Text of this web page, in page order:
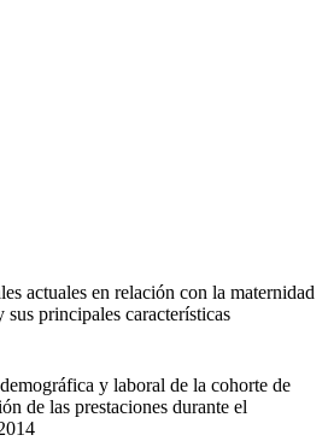
actuales en relación con la maternidad
sus principales características
y laboral de la cohorte de
de las prestaciones durante el